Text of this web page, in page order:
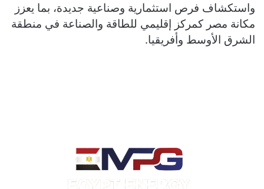
واستكشاف فرص استثمارية وصناعية جديدة، بما يعزز
مكانة مصر كمركز إقليمي للطاقة والصناعة في منطقة
الشرق الأوسط وأفريقيا.